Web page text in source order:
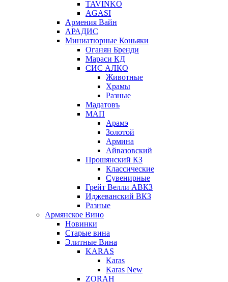
TAVINKO
AGASI
Армения Вайн
АРАДИС
Миниатюрные Коньяки
Оганян Бренди
Мараси КД
СИС АЛКО
Животные
Храмы
Разные
Мадатовъ
МАП
Арамэ
Золотой
Армина
Айвазовский
Прошянский КЗ
Классические
Сувенирные
Грейт Велли АВКЗ
Иджеванский ВКЗ
Разные
Армянское Вино
Новинки
Старые вина
Элитные Вина
KARAS
Karas
Karas New
ZORAH